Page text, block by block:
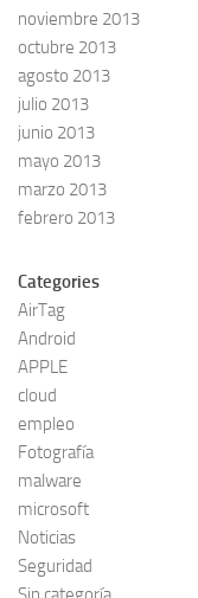
noviembre 2013
octubre 2013
agosto 2013
julio 2013
junio 2013
mayo 2013
marzo 2013
febrero 2013
Categories
AirTag
Android
APPLE
cloud
empleo
Fotografía
malware
microsoft
Noticias
Seguridad